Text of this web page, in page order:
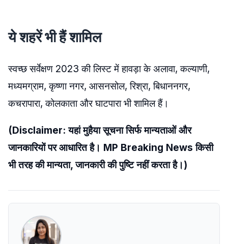
ये शहरें भी हैं शामिल
स्वच्छ सर्वेक्षण 2023 की लिस्ट में हावड़ा के अलावा, कल्याणी,
मध्यमग्राम, कृष्णा नगर, आसनसोल, रिश्रा, बिधाननगर,
कचरापारा, कोलकाता और घाटपारा भी शामिल हैं।
(Disclaimer: यहां मुहैया सूचना सिर्फ मान्यताओं और
जानकारियों पर आधारित है। MP Breaking News किसी
भी तरह की मान्यता, जानकारी की पुष्टि नहीं करता है।)